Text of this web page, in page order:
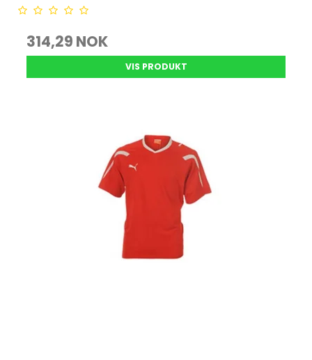
314,29 NOK
VIS PRODUKT